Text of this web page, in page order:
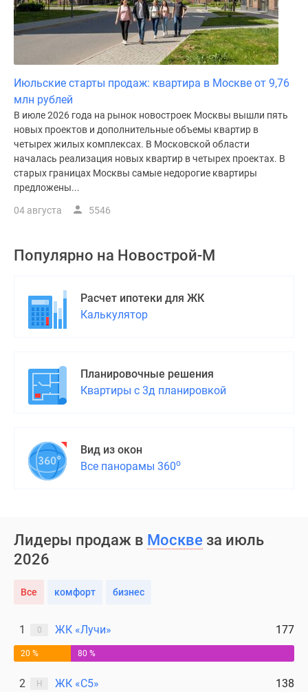
Июльские старты продаж: квартира в Москве от 9,76
млн рублей
В июле 2026 года на рынок новостроек Москвы вышли пять
новых проектов и дополнительные объемы квартир в
четырех жилых комплексах. В Московской области
началась реализация новых квартир в четырех проектах. В
старых границах Москвы самые недорогие квартиры
предложены...
04 августа 5546
Популярно на Новострой-М
Расчет ипотеки для ЖК
Калькулятор
Планировочные решения
Квартиры с 3д планировкой
Вид из окон
Все панорамы 360о
Лидеры продаж в Москве за июль
2026
Все комфорт бизнес
1 0 ЖК «Лучи» 177
20 % 80 %
2 Н ЖК «С5» 138